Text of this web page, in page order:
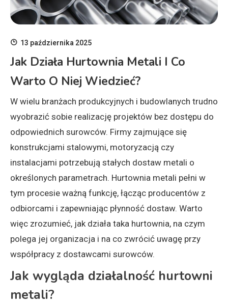
13 października 2025
Jak Działa Hurtownia Metali I Co
Warto O Niej Wiedzieć?
W wielu branżach produkcyjnych i budowlanych trudno
wyobrazić sobie realizację projektów bez dostępu do
odpowiednich surowców. Firmy zajmujące się
konstrukcjami stalowymi, motoryzacją czy
instalacjami potrzebują stałych dostaw metali o
określonych parametrach. Hurtownia metali pełni w
tym procesie ważną funkcję, łącząc producentów z
odbiorcami i zapewniając płynność dostaw. Warto
więc zrozumieć, jak działa taka hurtownia, na czym
polega jej organizacja i na co zwrócić uwagę przy
współpracy z dostawcami surowców.
Jak wygląda działalność hurtowni
metali?